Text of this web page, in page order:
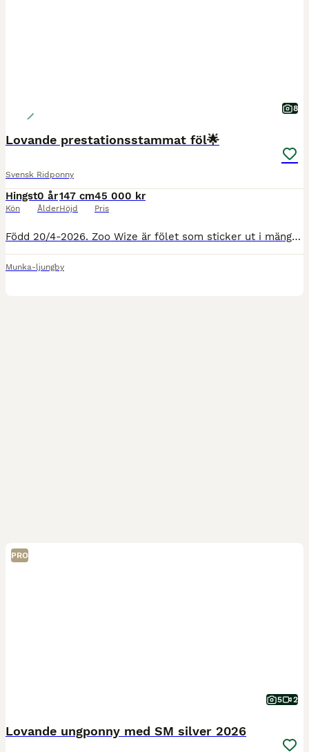
8
Lovande prestationsstammat föl🌟
Svensk Ridponny
Hingst
Kön
0 år
Ålder
147 cm
Höjd
45 000 kr
Pris
Född 20/4-2026. Zoo Wize är fölet som sticker ut i mängden, han är högrest och rör sig fint och luftigt och har mycket korrekta ben. Han är hanterad dagligen och är lätt att leda, rykta och kratsa hov
Munka-ljungby
PRO
5 2
Lovande ungponny med SM silver 2026